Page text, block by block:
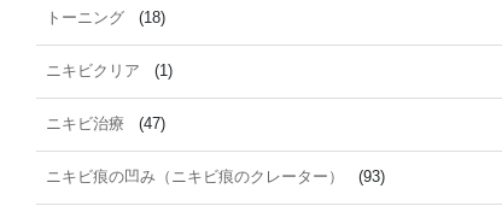
トーニング (18)
ニキビクリア (1)
ニキビ治療 (47)
ニキビ痕の凹み（ニキビ痕のクレーター） (93)